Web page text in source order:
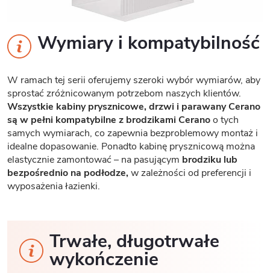
Wymiary i kompatybilność
W ramach tej serii oferujemy szeroki wybór wymiarów, aby
sprostać zróżnicowanym potrzebom naszych klientów.
Wszystkie kabiny prysznicowe, drzwi i parawany Cerano
są w pełni kompatybilne z brodzikami Ceranoo tych
samych wymiarach, co zapewnia bezproblemowy montaż i
idealne dopasowanie. Ponadto kabinę prysznicową można
elastycznie zamontować – na pasującym brodziku lub
bezpośrednio na podłodze,w zależności od preferencji i
wyposażenia łazienki.
Trwałe, długotrwałe
wykończenie